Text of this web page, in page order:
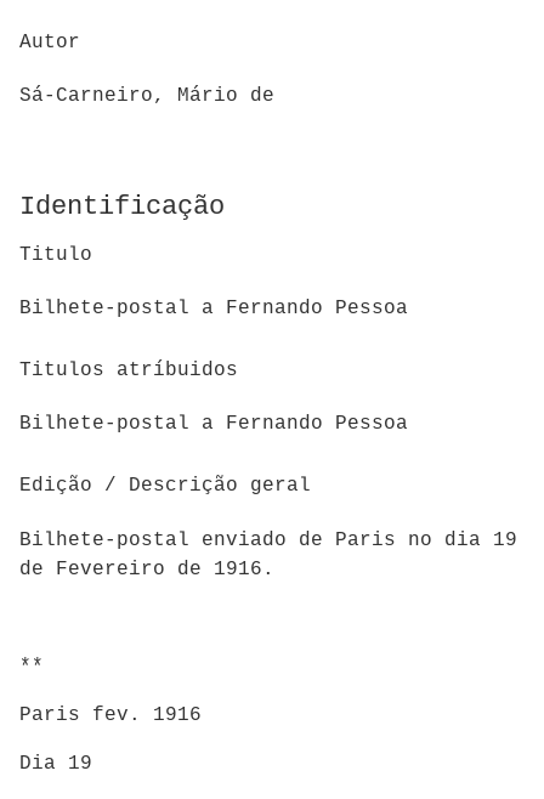
Autor
Sá-Carneiro, Mário de
Identificação
Titulo
Bilhete-postal a Fernando Pessoa
Titulos atríbuidos
Bilhete-postal a Fernando Pessoa
Edição / Descrição geral
Bilhete-postal enviado de Paris no dia 19
de Fevereiro de 1916.
**
Paris fev. 1916
Dia 19